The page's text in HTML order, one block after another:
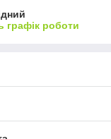
графік роботи